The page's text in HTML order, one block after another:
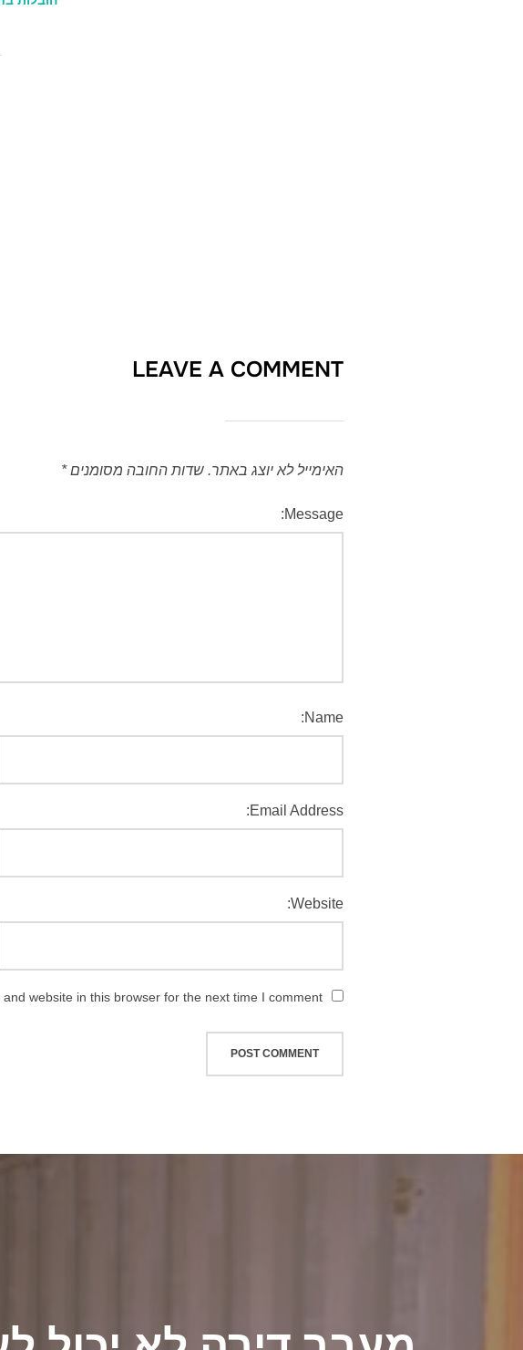
LEAVE A COMMENT
האימייל לא יוצג באתר. שדות החובה מסומנים*
Message:
Name:
Email Address:
Website:
website in this browser for the next time I comment.